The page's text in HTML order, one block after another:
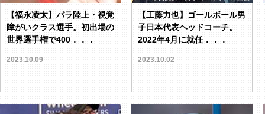
【福永凌太】パラ陸上・視覚
障がいクラス選手。初出場の
世界選手権で400．．．
2023.10.09
【工藤力也】ゴールボール男
子日本代表ヘッドコーチ。
2022年4月に就任．．．
2023.10.02